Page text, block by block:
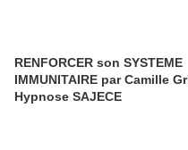
RENFORCER son SYSTEME
IMMUNITAIRE par Camille
Hypnose SAJECE